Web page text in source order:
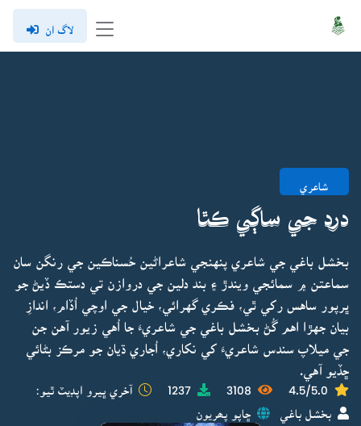
لاگ ان
شاعري
درد جي ساڳي ڪٿا
بخشل باغي جي شاعري پنهنجي شاعراڻين حُسناڪين جي رنگن سان
سماعتن ۾ سمائجي ويندڙ ۽ بند دلين جي دروازن تي دستڪ ڏيڻ جو
ڀرپور ساهس رکي ٿي، فڪري گهرائي، خيال جي اوچي اُڏام، اندازِ
بيان جهڙا اهم گُڻ بخشل باغي جي شاعريءَ جا اُهي زيور آهن جن
جي ميلاپ سندس شاعريءَ کي نکاري، اُجاري ڌيان جو مرڪز بڻائي
ڇڏيو آهي.
4.5/5.0
3108
1237 آخري ڀيرو اپڊيٽ ٿيو:
بخشل باغي ڇاپو پھريون